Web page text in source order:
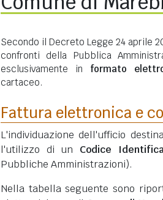
Secondo il Decreto Legge 24 aprile
confronti della Pubblica
esclusivamente in formato
cartaceo.
Fattura elettronica e
L'individuazione dell'ufficio
l'utilizzo di un Codice
Pubbliche Amministrazioni).
Nella tabella seguente sono